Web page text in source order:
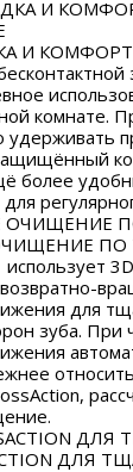
И
комнате.
удерживать
более
ПО
для
зуба.
ДЛЯ